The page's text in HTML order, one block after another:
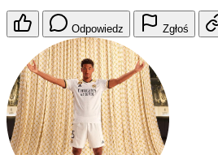
Odpowiedz Zgłoś